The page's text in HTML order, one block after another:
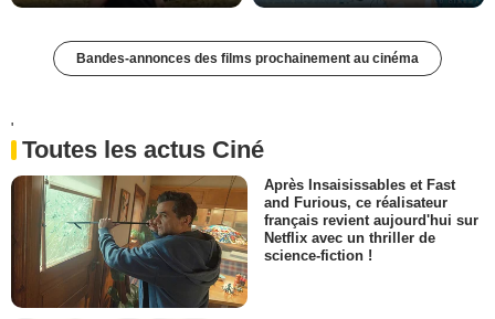
Bandes-annonces des films prochainement au cinéma
'
Toutes les actus Ciné
Après Insaisissables et Fast
and Furious, ce réalisateur
français revient aujourd'hui sur
Netflix avec un thriller de
science-fiction !